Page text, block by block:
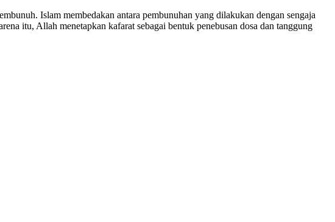
Islam membedakan antara pembunuhan yang dilakukan dengan sengaja
itu, Allah menetapkan kafarat sebagai bentuk penebusan dosa dan tanggung